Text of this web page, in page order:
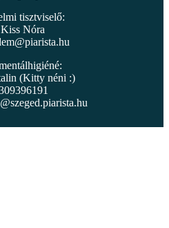
tisztviselő:
Nóra
(Kitty néni :)